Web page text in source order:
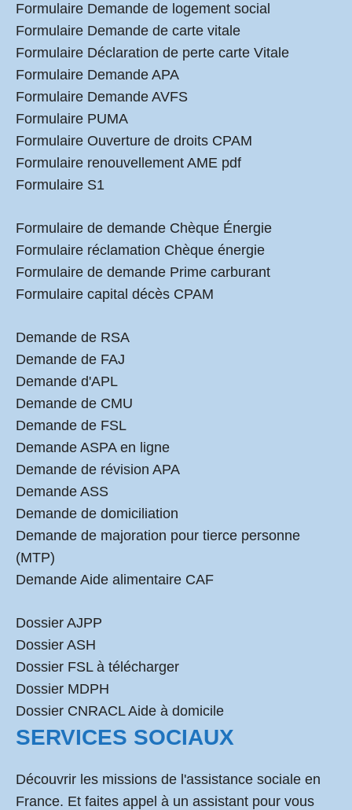
Formulaire Demande de logement social
Formulaire Demande de carte vitale
Formulaire Déclaration de perte carte Vitale
Formulaire Demande APA
Formulaire Demande AVFS
Formulaire PUMA
Formulaire Ouverture de droits CPAM
Formulaire renouvellement AME pdf
Formulaire S1
Formulaire de demande Chèque Énergie
Formulaire réclamation Chèque énergie
Formulaire de demande Prime carburant
Formulaire capital décès CPAM
Demande de RSA
Demande de FAJ
Demande d'APL
Demande de CMU
Demande de FSL
Demande ASPA en ligne
Demande de révision APA
Demande ASS
Demande de domiciliation
Demande de majoration pour tierce personne
(MTP)
Demande Aide alimentaire CAF
Dossier AJPP
Dossier ASH
Dossier FSL à télécharger
Dossier MDPH
Dossier CNRACL Aide à domicile
SERVICES SOCIAUX
Découvrir les missions de l'assistance sociale en
France. Et faites appel à un assistant pour vous